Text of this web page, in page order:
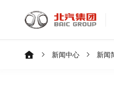
新闻中心 新闻